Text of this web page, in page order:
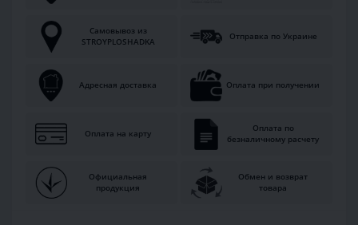
Самовывоз из
STROYPLOSHADKA
Отправка по Украине
Адресная доставка Оплата при получении
Оплата на карту
Оплата по
безналичному расчету
Официальная
продукция
Обмен и возврат
товара